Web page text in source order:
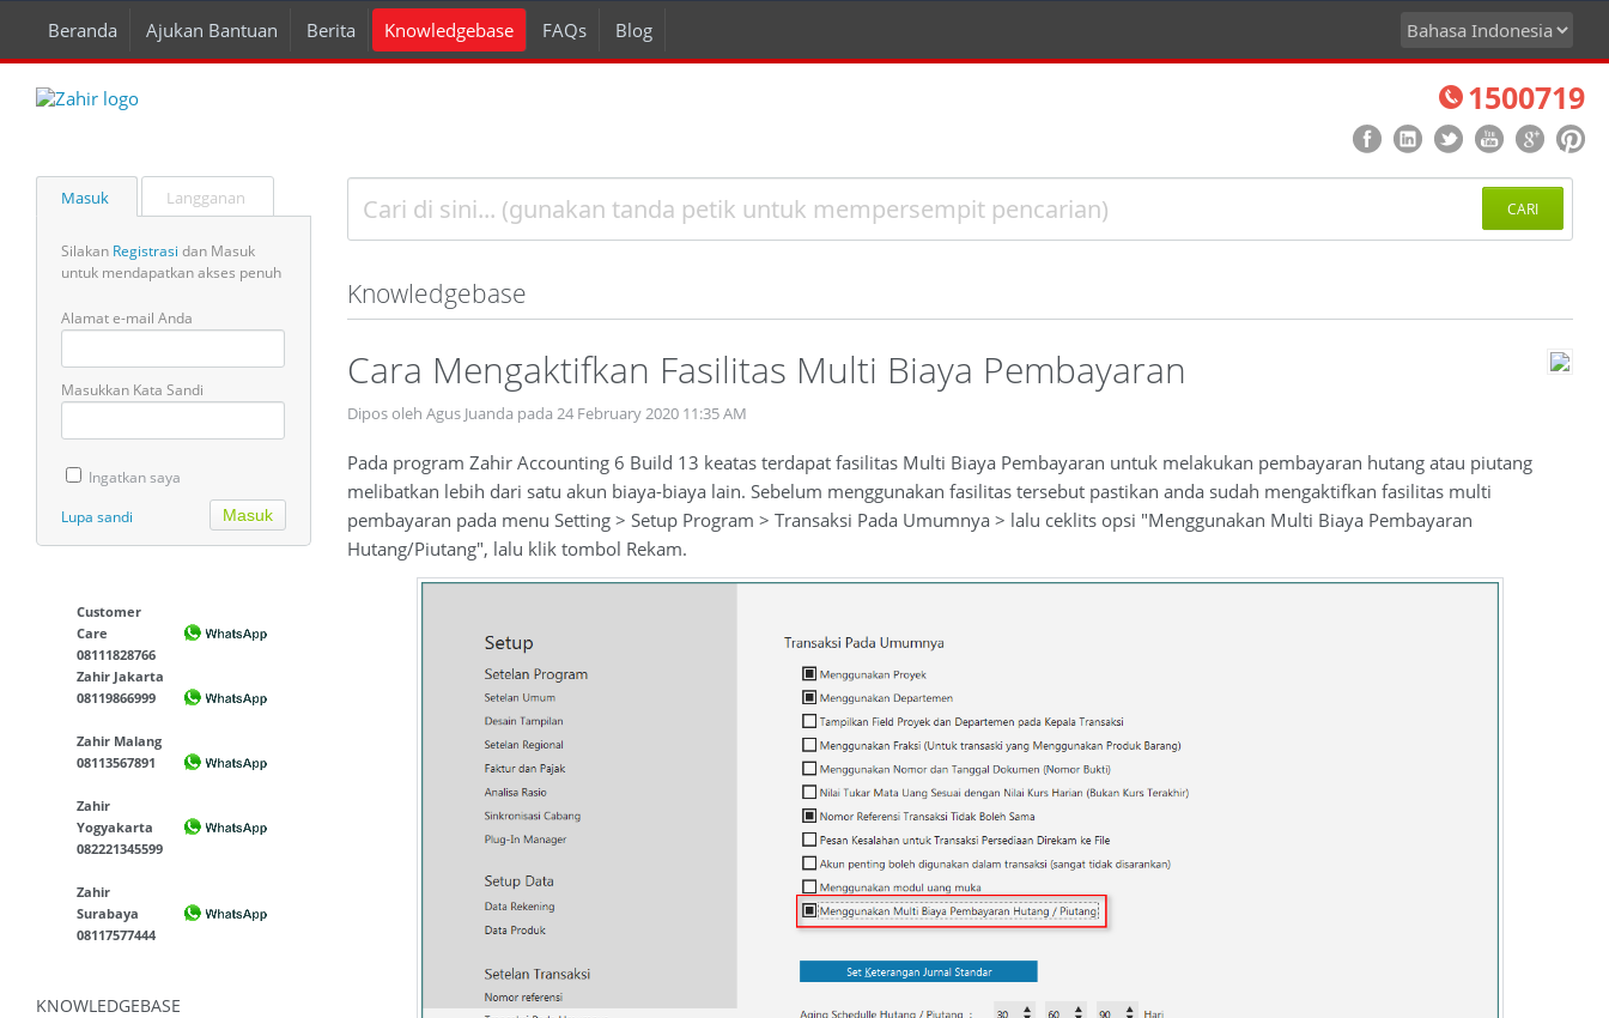
Beranda Ajukan Bantuan Berita Knowledgebase FAQs Blog
1500719
Masuk Langganan
Silakan Registrasi dan Masuk
untuk mendapatkan akses penuh
Alamat e-mail Anda
Masukkan Kata Sandi
Ingatkan saya
Lupa sandi
Customer
Care
08111828766
Zahir Jakarta
08119866999
Zahir Malang
08113567891
Zahir
Yogyakarta
082221345599
Zahir
Surabaya
08117577444
KNOWLEDGEBASE
CARI
Knowledgebase
Cara Mengaktifkan Fasilitas Multi Biaya Pembayaran
Dipos oleh Agus Juanda pada 24 February 2020 11:35 AM
Pada program Zahir Accounting 6 Build 13 keatas terdapat fasilitas Multi Biaya Pembayaran untuk melakukan pembayaran hutang atau piutang
melibatkan lebih dari satu akun biaya-biaya lain. Sebelum menggunakan fasilitas tersebut pastikan anda sudah mengaktifkan fasilitas multi
pembayaran pada menu Setting > Setup Program > Transaksi Pada Umumnya > lalu ceklits opsi "Menggunakan Multi Biaya Pembayaran
Hutang/Piutang", lalu klik tombol Rekam.